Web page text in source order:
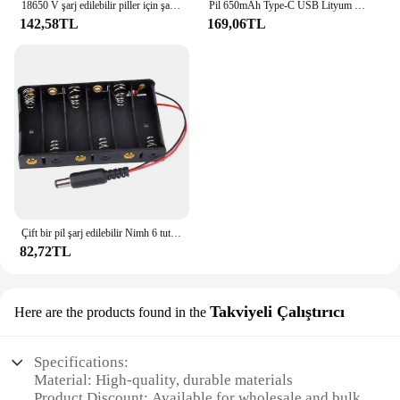
18650 V şarj edilebilir piller için şarj edilebilir pil 18650 düz üst 20A ile pil şarj cihazı 3.7
142,58TL
Pil 650mAh Type-C USB Lityum 9V Piller Mikrofon Metal Dedektörü N2UB
169,06TL
Çift bir pil şarj edilebilir Nimh 6 tutucu pil Aa X depolama için 2.1 vaka şarj edilebilir Aa piller ile şarj
82,72TL
Here are the products found in the Takviyeli Çalıştırıcı
Specifications:
Material: High-quality, durable materials